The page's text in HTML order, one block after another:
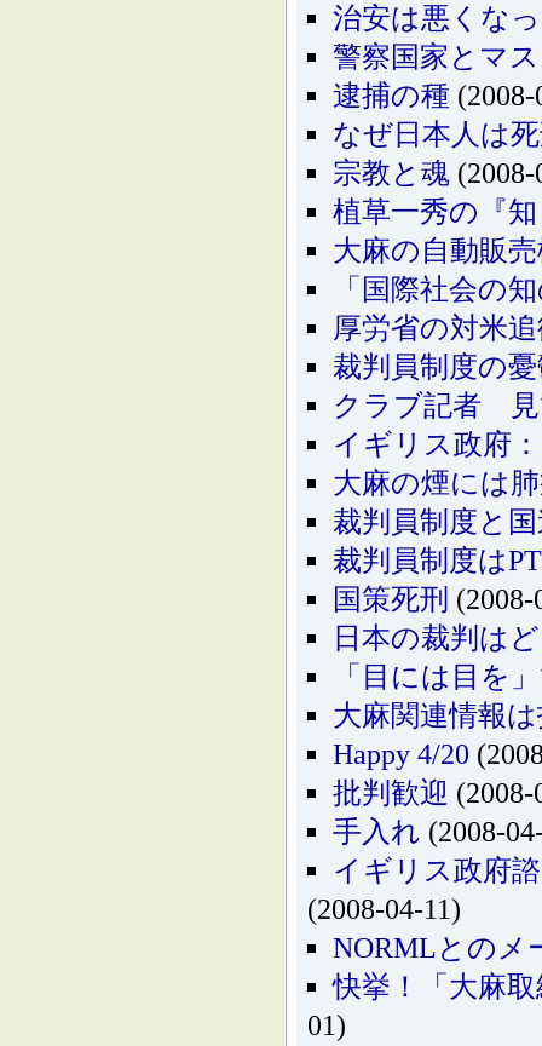
治安は悪くな
警察国家とマ
逮捕の種
なぜ日本人は
宗教と魂
植草一秀の『
大麻の自動販
「国際社会の
厚労省の対米
裁判員制度の
クラブ記者 見
イギリス政府
大麻の煙には
裁判員制度と
裁判員制度は
国策死刑 (2008-
日本の裁判は
「目には目を
大麻関連情報
Happy 4/20
批判歓迎 (2008-
手入れ (2008-
イギリス政府
(2008-04-11)
NORMLとのメ
快挙！「大麻
01)